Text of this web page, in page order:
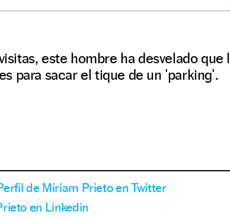
este hombre ha desvelado que
para sacar el tique de un 'parking'.
de Miriam Prieto en Twitter
en Linkedin